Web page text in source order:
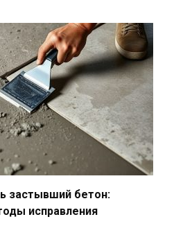
застывший бетон:
исправления